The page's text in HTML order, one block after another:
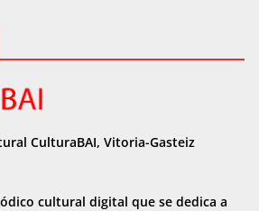
CulturaBAI, Vitoria-Gasteiz
cultural digital que se dedica a